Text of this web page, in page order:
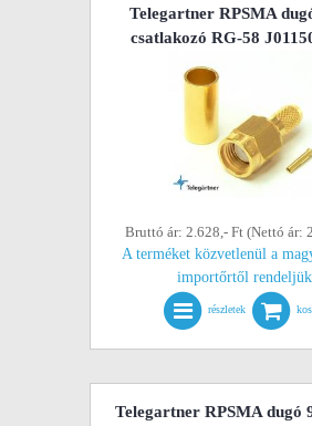
Telegartner RPSMA
csatlakozó RG-58
Bruttó ár: 2.628,- Ft (Nettó ár:
A terméket közvetlenül a
importőrtől
részletek
Telegartner RPSMA dugó